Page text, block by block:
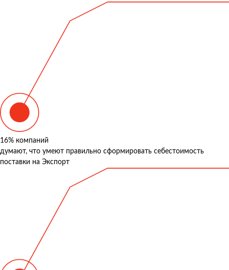
16% компаний
думают, что умеют правильно сформировать себестоимость
поставки на Экспорт